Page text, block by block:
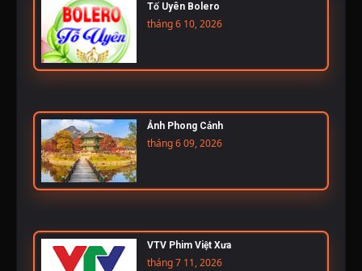
Tố Uyên Bolero
tháng 6 10, 2026
Ảnh Phong Cảnh
tháng 6 09, 2026
VTV Phim Việt Xưa
tháng 7 11, 2026